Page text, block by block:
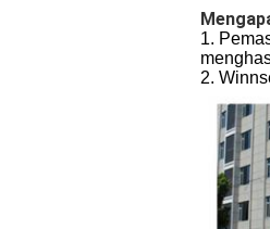
1.
2.